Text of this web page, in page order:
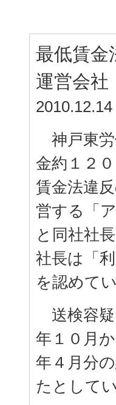
最低賃
運営会社
神戸東労
金約１２
賃金法違
営する「
と同社社
社長は「
を認めて
送検容疑
年１０月
年４月分
たとしてい